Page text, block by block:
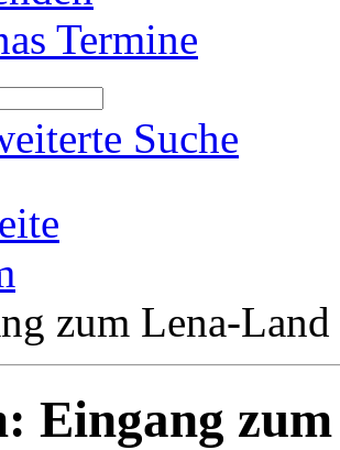
Termine
Suche
zum Lena-Land
Eingang